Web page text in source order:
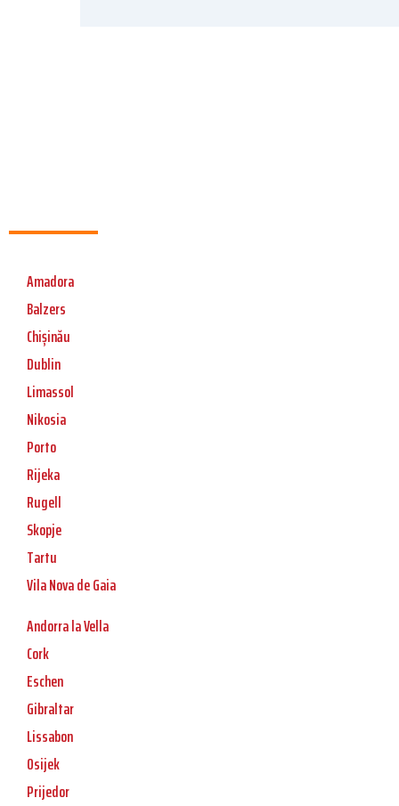
Amadora
Balzers
Chișinău
Dublin
Limassol
Nikosia
Porto
Rijeka
Rugell
Skopje
Tartu
Vila Nova de Gaia
Andorra la Vella
Cork
Eschen
Gibraltar
Lissabon
Osijek
Prijedor